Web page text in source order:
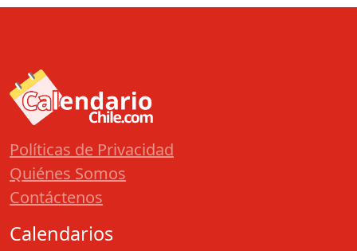
Políticas de Privacidad
Quiénes Somos
Contáctenos
Calendarios